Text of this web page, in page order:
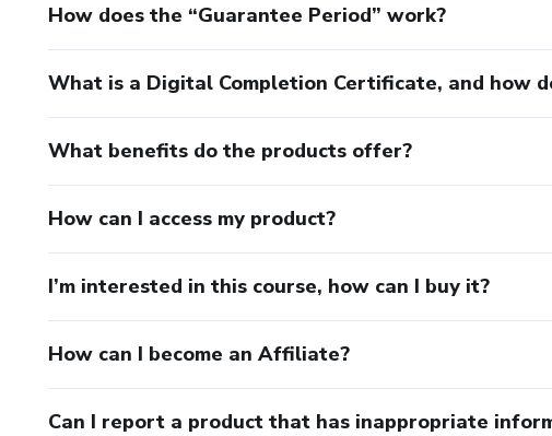
How does the “Guarantee Period” work?
What is a Digital Completion Certificate, and how
What benefits do the products offer?
How can I access my product?
I’m interested in this course, how can I buy it?
How can I become an Affiliate?
Can I report a product that has inappropriate